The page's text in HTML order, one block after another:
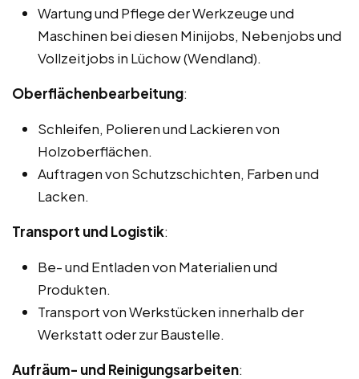
Wartung und Pflege der Werkzeuge und
Maschinen bei diesen Minijobs, Nebenjobs und
Vollzeitjobs in Lüchow (Wendland).
Oberflächenbearbeitung:
Schleifen, Polieren und Lackieren von
Holzoberflächen.
Auftragen von Schutzschichten, Farben und
Lacken.
Transport und Logistik:
Be- und Entladen von Materialien und
Produkten.
Transport von Werkstücken innerhalb der
Werkstatt oder zur Baustelle.
Aufräum- und Reinigungsarbeiten: